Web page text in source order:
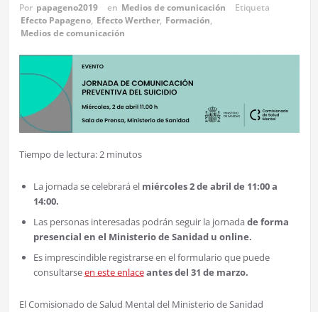
Por papageno2019 en Medios de comunicación
Etiqueta
Efecto Papageno, Efecto Werther, Formación,
Medios de comunicación
Tiempo de lectura:2 minutos
La jornada se celebrará elmiércoles 2 de abril de 11:00 a
14:00.
Las personas interesadas podrán seguir la jornadade forma
presencial en el Ministerio de Sanidad u online.
Es imprescindible registrarse en el formulario que puede
consultarseen este enlaceantes del 31 de marzo.
El Comisionado de Salud Mental del Ministerio de Sanidad